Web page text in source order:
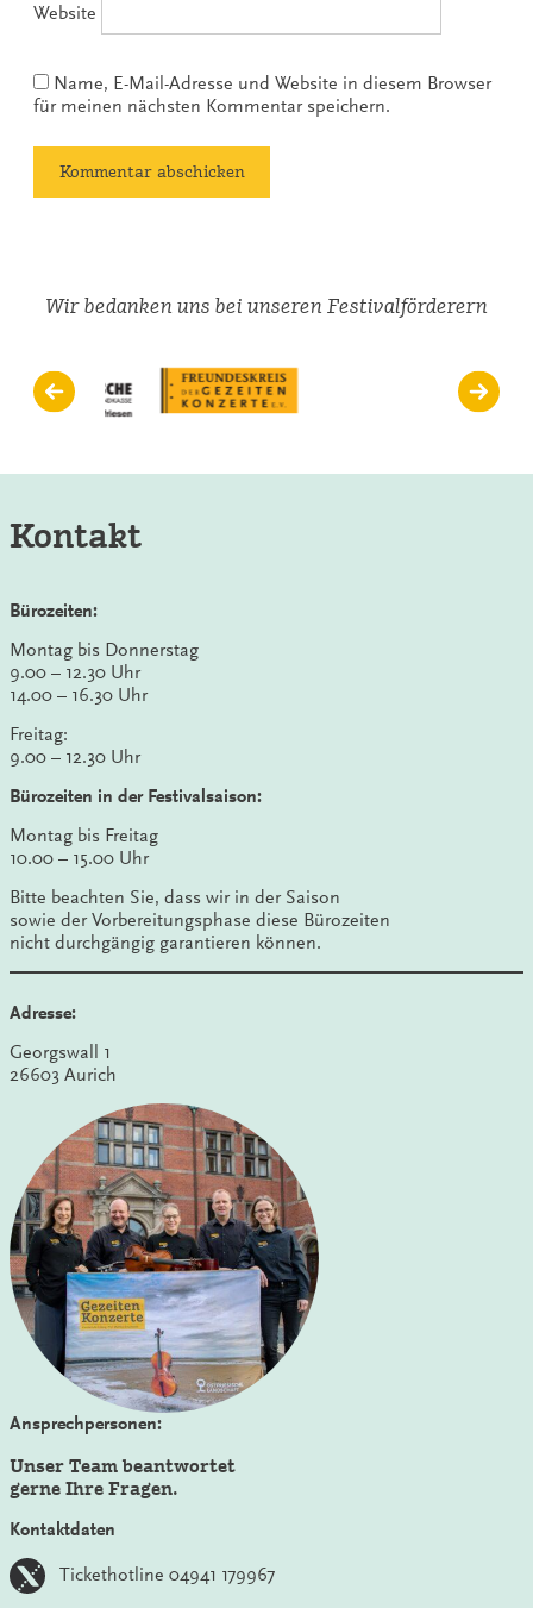
Website
Name, E-Mail-Adresse und Website in diesem Browser
für meinen nächsten Kommentar speichern.
Wir bedanken uns bei unseren Festivalförderern
Kontakt
Bürozeiten:
Montag bis Donnerstag
9.00 – 12.30 Uhr
14.00 – 16.30 Uhr
Freitag:
9.00 – 12.30 Uhr
Bürozeiten in der Festivalsaison:
Montag bis Freitag
10.00 – 15.00 Uhr
Bitte beachten Sie, dass wir in der Saison
sowie der Vorbereitungsphase diese Bürozeiten
nicht durchgängig garantieren können.
Adresse:
Georgswall 1
26603 Aurich
Ansprechpersonen:
Unser Team beantwortet
gerne Ihre Fragen.
Kontaktdaten
Tickethotline 04941 179967